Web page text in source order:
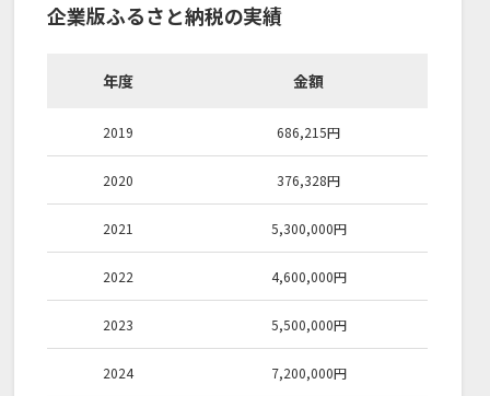
企業版ふるさと納税の実績
年度 金額
2019 686,215円
2020 376,328円
2021 5,300,000円
2022 4,600,000円
2023 5,500,000円
2024 7,200,000円